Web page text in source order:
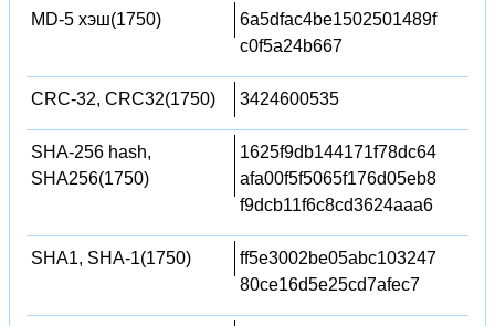
MD-5 хэш(1750)
6a5dfac4be1502501489f
c0f5a24b667
CRC-32, CRC32(1750) 3424600535
SHA-256 hash,
SHA256(1750)
1625f9db144171f78dc64
afa00f5f5065f176d05eb8
f9dcb11f6c8cd3624aaa6
SHA1, SHA-1(1750)
ff5e3002be05abc103247
80ce16d5e25cd7afec7